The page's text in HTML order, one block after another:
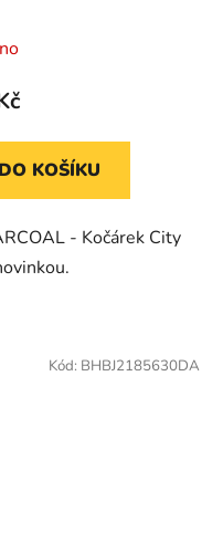
DO KOŠÍKU
- Kočárek City
Kód: BHBJ2185630DA